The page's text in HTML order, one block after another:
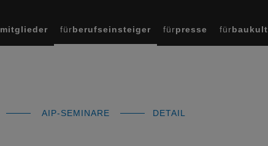
mitglieder fürberufseinsteiger fürpresse für
AIP-SEMINARE DETAIL